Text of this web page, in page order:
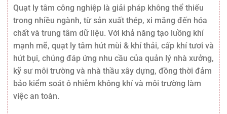
Quạt ly tâm công nghiệp là giải pháp không thể thiếu
trong nhiều ngành, từ sản xuất thép, xi măng đến hóa
chất và trung tâm dữ liệu. Với khả năng tạo luồng khí
mạnh mẽ, quạt ly tâm hút mùi & khí thải, cấp khí tươi và
hút bụi, chúng đáp ứng nhu cầu của quản lý nhà xưởng,
kỹ sư môi trường và nhà thầu xây dựng, đồng thời đảm
bảo kiểm soát ô nhiễm không khí và môi trường làm
việc an toàn.